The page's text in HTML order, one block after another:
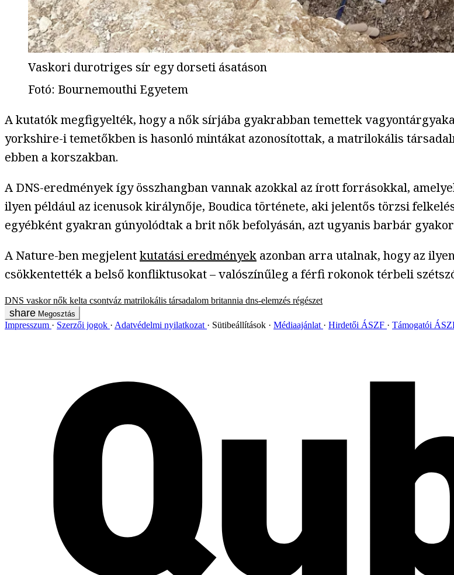
Vaskori durotriges sír egy dorseti ásatáson
Fotó: Bournemouthi Egyetem
A kutatók megfigyelték, hogy a nők sírjába gyakrabban temettek
yorkshire-i temetőkben is hasonló mintákat azonosítottak, a matrilokális
ebben a korszakban.
A DNS-eredmények így összhangban vannak azokkal az írott forrásokkal,
ilyen például az icenusok királynője, Boudica története, aki jelentős törzsi
egyébként gyakran gúnyolódtak a brit nők befolyásán, azt ugyanis barbár
A Nature-ben megjelentkutatási eredmények azonban arra utalnak, hogy az
csökkentették a belső konfliktusokat – valószínűleg a férfi rokonok térbeli
DNS vaskor nők kelta csontváz matrilokális társadalom britannia dns-elemzés régészet
Megosztás
Impresszum Szerzői jogok Adatvédelmi nyilatkozat Sütibeállítások Médiaajánlat Hirdetői ÁSZF Támogatói